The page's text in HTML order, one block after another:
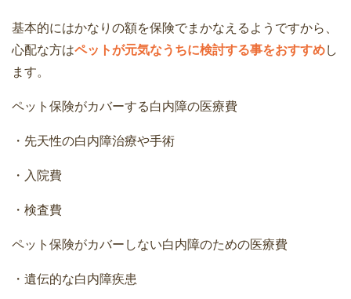
基本的にはかなりの額を保険でまかなえるようですから、
心配な方はペットが元気なうちに検討する事をおすすめし
ます。
ペット保険がカバーする白内障の医療費
・先天性の白内障治療や手術
・入院費
・検査費
ペット保険がカバーしない白内障のための医療費
・遺伝的な白内障疾患